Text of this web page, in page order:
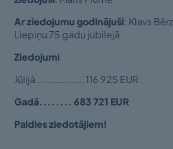
Ar ziedojumu godinājuši: Klavs
Liepiņu 75 gadu jubilejā
Ziedojumi
Jūlijā.................116 925 EUR
Gadā........ 683 721 EUR
Paldies ziedotājiem!